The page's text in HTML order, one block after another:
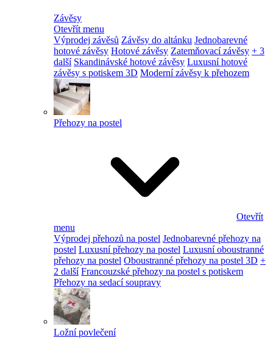
Závěsy
Otevřít menu
Výprodej závěsů Závěsy do altánku Jednobarevné
hotové závěsy Hotové závěsy Zatemňovací závěsy + 3
další Skandinávské hotové závěsy Luxusní hotové
závěsy s potiskem 3D Moderní závěsy k přehozem
Přehozy na postel
Otevřít
menu
Výprodej přehozů na postel Jednobarevné přehozy na
postel Luxusní přehozy na postel Luxusní oboustranné
přehozy na postel Oboustranné přehozy na postel 3D +
2 další Francouzské přehozy na postel s potiskem
Přehozy na sedací soupravy
Ložní povlečení